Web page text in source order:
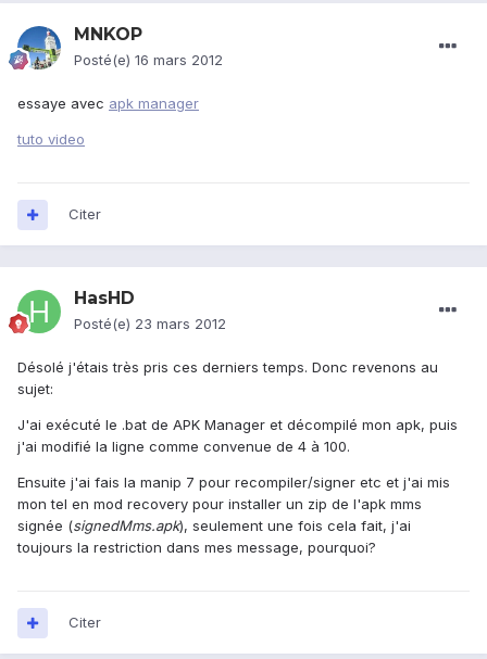
MNKOP
Posté(e) 16 mars 2012
essaye avec apk manager
tuto video
Citer
HasHD
Posté(e) 23 mars 2012
Désolé j'étais très pris ces derniers temps. Donc revenons au
sujet:
J'ai exécuté le .bat de APK Manager et décompilé mon apk, puis
j'ai modifié la ligne comme convenue de 4 à 100.
Ensuite j'ai fais la manip 7 pour recompiler/signer etc et j'ai mis
mon tel en mod recovery pour installer un zip de l'apk mms
signée (signedMms.apk), seulement une fois cela fait, j'ai
toujours la restriction dans mes message, pourquoi?
Citer